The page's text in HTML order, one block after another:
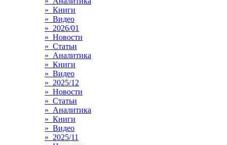
» Книги
» Видео
» 2026/01
» Новости
» Статьи
» Аналитика
» Книги
» Видео
» 2025/12
» Новости
» Статьи
» Аналитика
» Книги
» Видео
» 2025/11